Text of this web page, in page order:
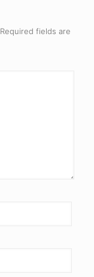
Required fields are